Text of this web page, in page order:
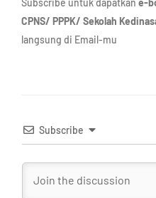
Subscribe untuk dapatkan e-
CPNS/ PPPK/ Sekolah
langsung di Email-mu
Subscribe